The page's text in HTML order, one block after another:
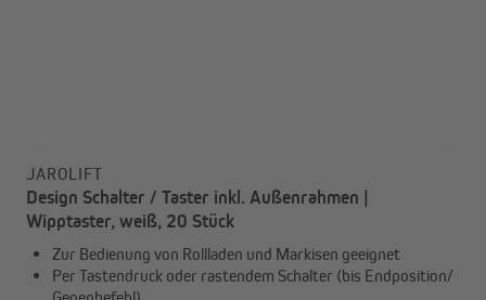
JAROLIFT
Design Schalter / Taster inkl. Außenrahmen |
Wipptaster, weiß, 20 Stück
Zur Bedienung von Rollladen und Markisen geeignet
Per Tastendruck oder rastendem Schalter (bis Endposition/